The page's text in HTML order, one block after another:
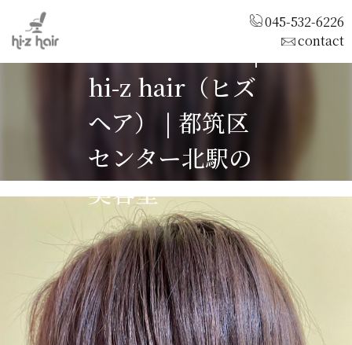
045-532-6226
contact
hi-z hair（ヒズ
ヘア） | 都筑区
センター北駅の
美容室